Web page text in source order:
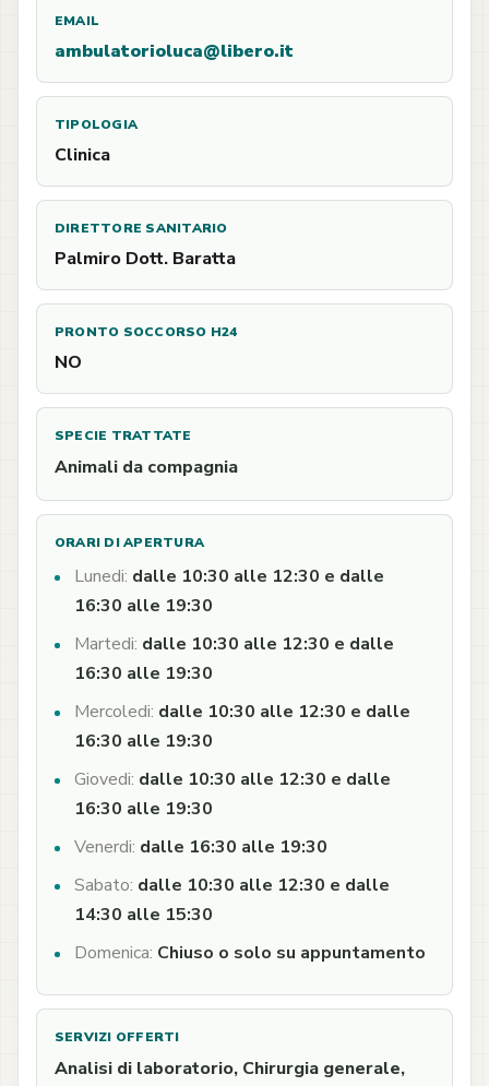
EMAIL
ambulatorioluca@libero.it
TIPOLOGIA
Clinica
DIRETTORE SANITARIO
Palmiro Dott. Baratta
PRONTO SOCCORSO H24
NO
SPECIE TRATTATE
Animali da compagnia
ORARI DI APERTURA
Lunedi: dalle 10:30 alle 12:30 e dalle
16:30 alle 19:30
Martedi: dalle 10:30 alle 12:30 e dalle
16:30 alle 19:30
Mercoledi: dalle 10:30 alle 12:30 e dalle
16:30 alle 19:30
Giovedi: dalle 10:30 alle 12:30 e dalle
16:30 alle 19:30
Venerdi: dalle 16:30 alle 19:30
Sabato: dalle 10:30 alle 12:30 e dalle
14:30 alle 15:30
Domenica: Chiuso o solo su appuntamento
SERVIZI OFFERTI
Analisi di laboratorio, Chirurgia generale,